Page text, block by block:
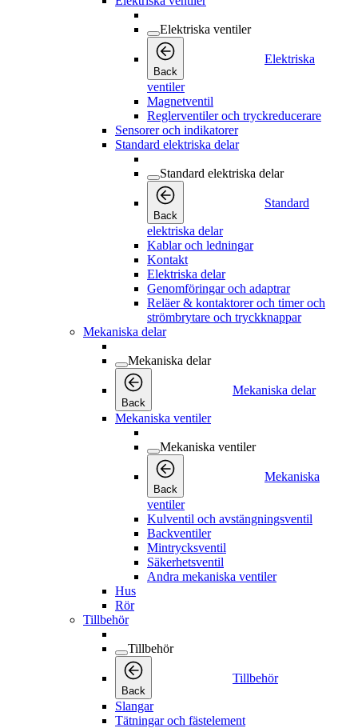
Elektriska ventiler
Back
Elektriska
ventiler
Magnetventil
Reglerventiler och tryckreducerare
Sensorer och indikatorer
Standard elektriska delar
Standard elektriska delar
Back
Standard
elektriska delar
Kablar och ledningar
Kontakt
Elektriska delar
Genomföringar och adaptrar
Reläer & kontaktorer och timer och
strömbrytare och tryckknappar
Mekaniska delar
Mekaniska delar
Back
Mekaniska delar
Mekaniska ventiler
Mekaniska ventiler
Back
Mekaniska
ventiler
Kulventil och avstängningsventil
Backventiler
Mintrycksventil
Säkerhetsventil
Andra mekaniska ventiler
Hus
Rör
Tillbehör
Tillbehör
Back
Tillbehör
Slangar
Tätningar och fästelement